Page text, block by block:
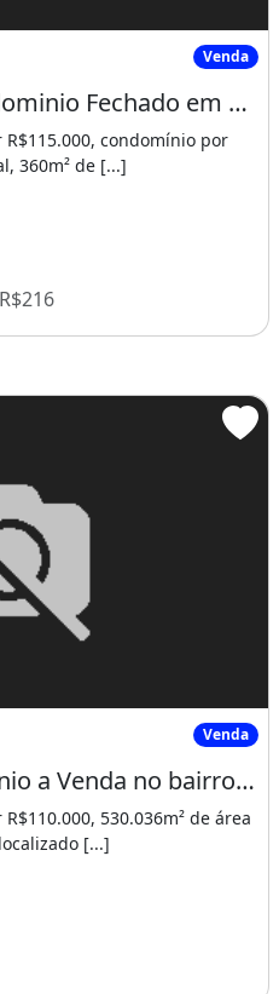
Fechado emVenda
Loteamento em Condominio Fechado em Caucaia Ceará - Fazenda
condomínio por
360m² de [...]
a Venda no bairroVenda
Terreno em Condomínio a Venda no bairro Icaraí - Caucaia, CE
530.036m² de área
[...]